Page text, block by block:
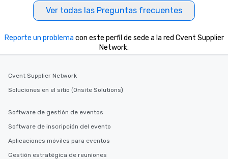
Ver todas las Preguntas frecuentes
Reporte un problema con este perfil de sede a la red Cvent Supplier
Network.
Cvent Supplier Network
Soluciones en el sitio (Onsite Solutions)
Software de gestión de eventos
Software de inscripción del evento
Aplicaciones móviles para eventos
Gestión estratégica de reuniones